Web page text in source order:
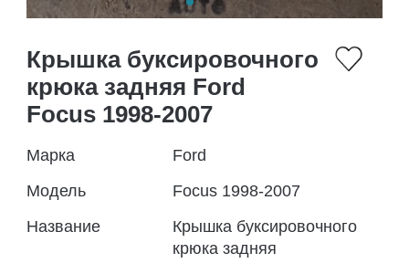
Крышка буксировочного
крюка задняя Ford
Focus 1998-2007
Марка
Ford
Модель
Focus 1998-2007
Название
Крышка буксировочного
крюка задняя